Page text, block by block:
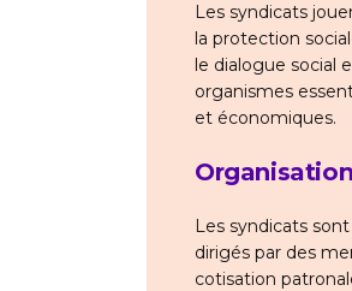
Les syndicats
la protection
le dialogue social
organismes
et économiques.
Les syndicats
dirigés par des
cotisation